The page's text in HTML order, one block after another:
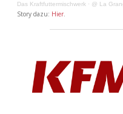
Das Kraftfuttermischwerk · @ La
Story dazu: Hier.